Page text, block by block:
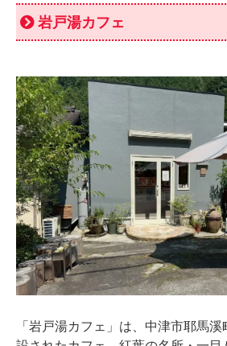
岩戸湯カフェ
「岩戸湯カフェ」は、中津市耶馬